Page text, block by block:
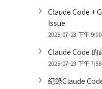
Claude Code +
Issue
2025-07-23 下午 9:00
Claude Code 的
2025-07-23 下午 7:58
紀錄Claude